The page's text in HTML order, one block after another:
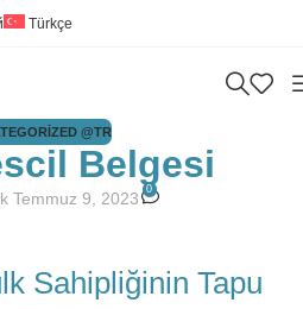
Türkçe
@TR
Belgesi
Temmuz 9, 2023 0
Sahipliğinin Tapu